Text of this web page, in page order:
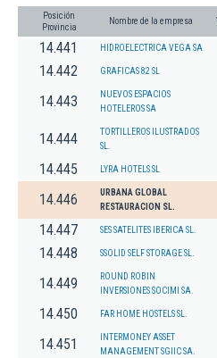
Posición
Provincia
Nombre de la empresa
14.441 HIDROELECTRICA VEGA SA
14.442 GRAFICAS 82 SL
14.443
NUEVOS ESPACIOS
HOTELEROS SA
14.444
TORTILLEROS ILUSTRADOS
SL.
14.445 LYRA HOTELS SL
14.446
URBANA GLOBAL
RESTAURACION SL.
14.447 SES SATELITES IBERICA SL.
14.448 SSOLID SELF STORAGE SL.
14.449
ROUND ROBIN
INVERSIONES SOCIMI SA.
14.450 FAR HOME HOSTELS SL.
14.451
INTERMONEY ASSET
MANAGEMENT SGIIC SA.